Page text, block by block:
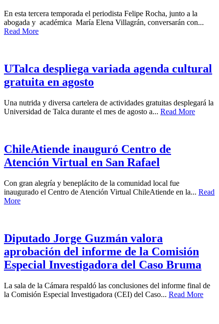
En esta tercera temporada el periodista Felipe Rocha, junto a la
abogada y académica María Elena Villagrán, conversarán con...
Read More
UTalca despliega variada agenda cultural
gratuita en agosto
Una nutrida y diversa cartelera de actividades gratuitas desplegará la
Universidad de Talca durante el mes de agosto a... Read More
ChileAtiende inauguró Centro de
Atención Virtual en San Rafael
Con gran alegría y beneplácito de la comunidad local fue
inaugurado el Centro de Atención Virtual ChileAtiende en la... Read
More
Diputado Jorge Guzmán valora
aprobación del informe de la Comisión
Especial Investigadora del Caso Bruma
La sala de la Cámara respaldó las conclusiones del informe final de
la Comisión Especial Investigadora (CEI) del Caso... Read More